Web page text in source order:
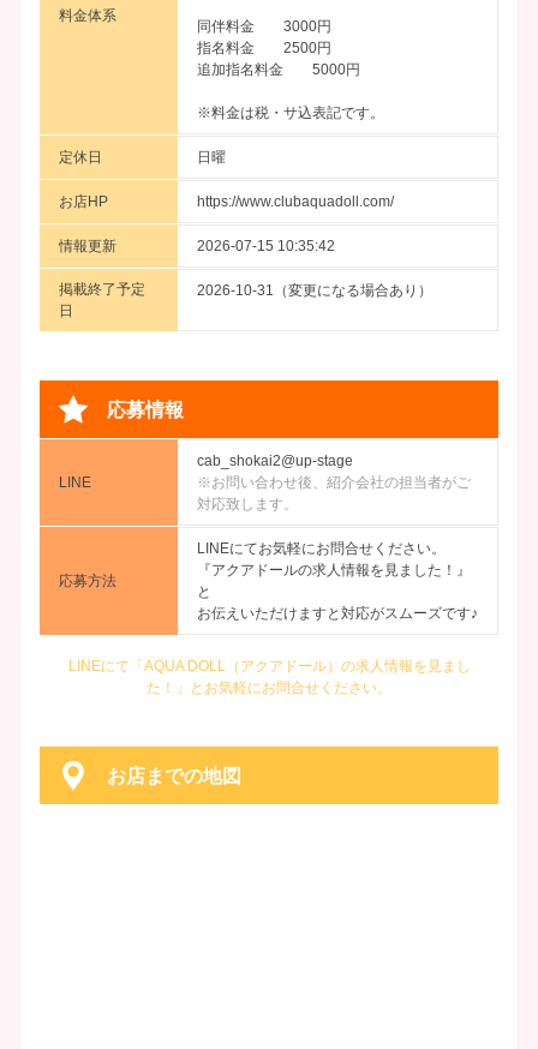
料金体系
同伴料金 3000円
指名料金 2500円
追加指名料金 5000円
※料金は税・サ込表記です。
定休日 日曜
お店HP https://www.clubaquadoll.com/
情報更新 2026-07-15 10:35:42
掲載終了予定
日
2026-10-31（変更になる場合あり）
応募情報
LINE
cab_shokai2@up-stage
※お問い合わせ後、紹介会社の担当者がご
対応致します。
応募方法
LINEにてお気軽にお問合せください。
『アクアドールの求人情報を見ました！』
と
お伝えいただけますと対応がスムーズです♪
LINEにて「AQUA DOLL（アクアドール）の求人情報を見まし
た！」とお気軽にお問合せください。
お店までの地図